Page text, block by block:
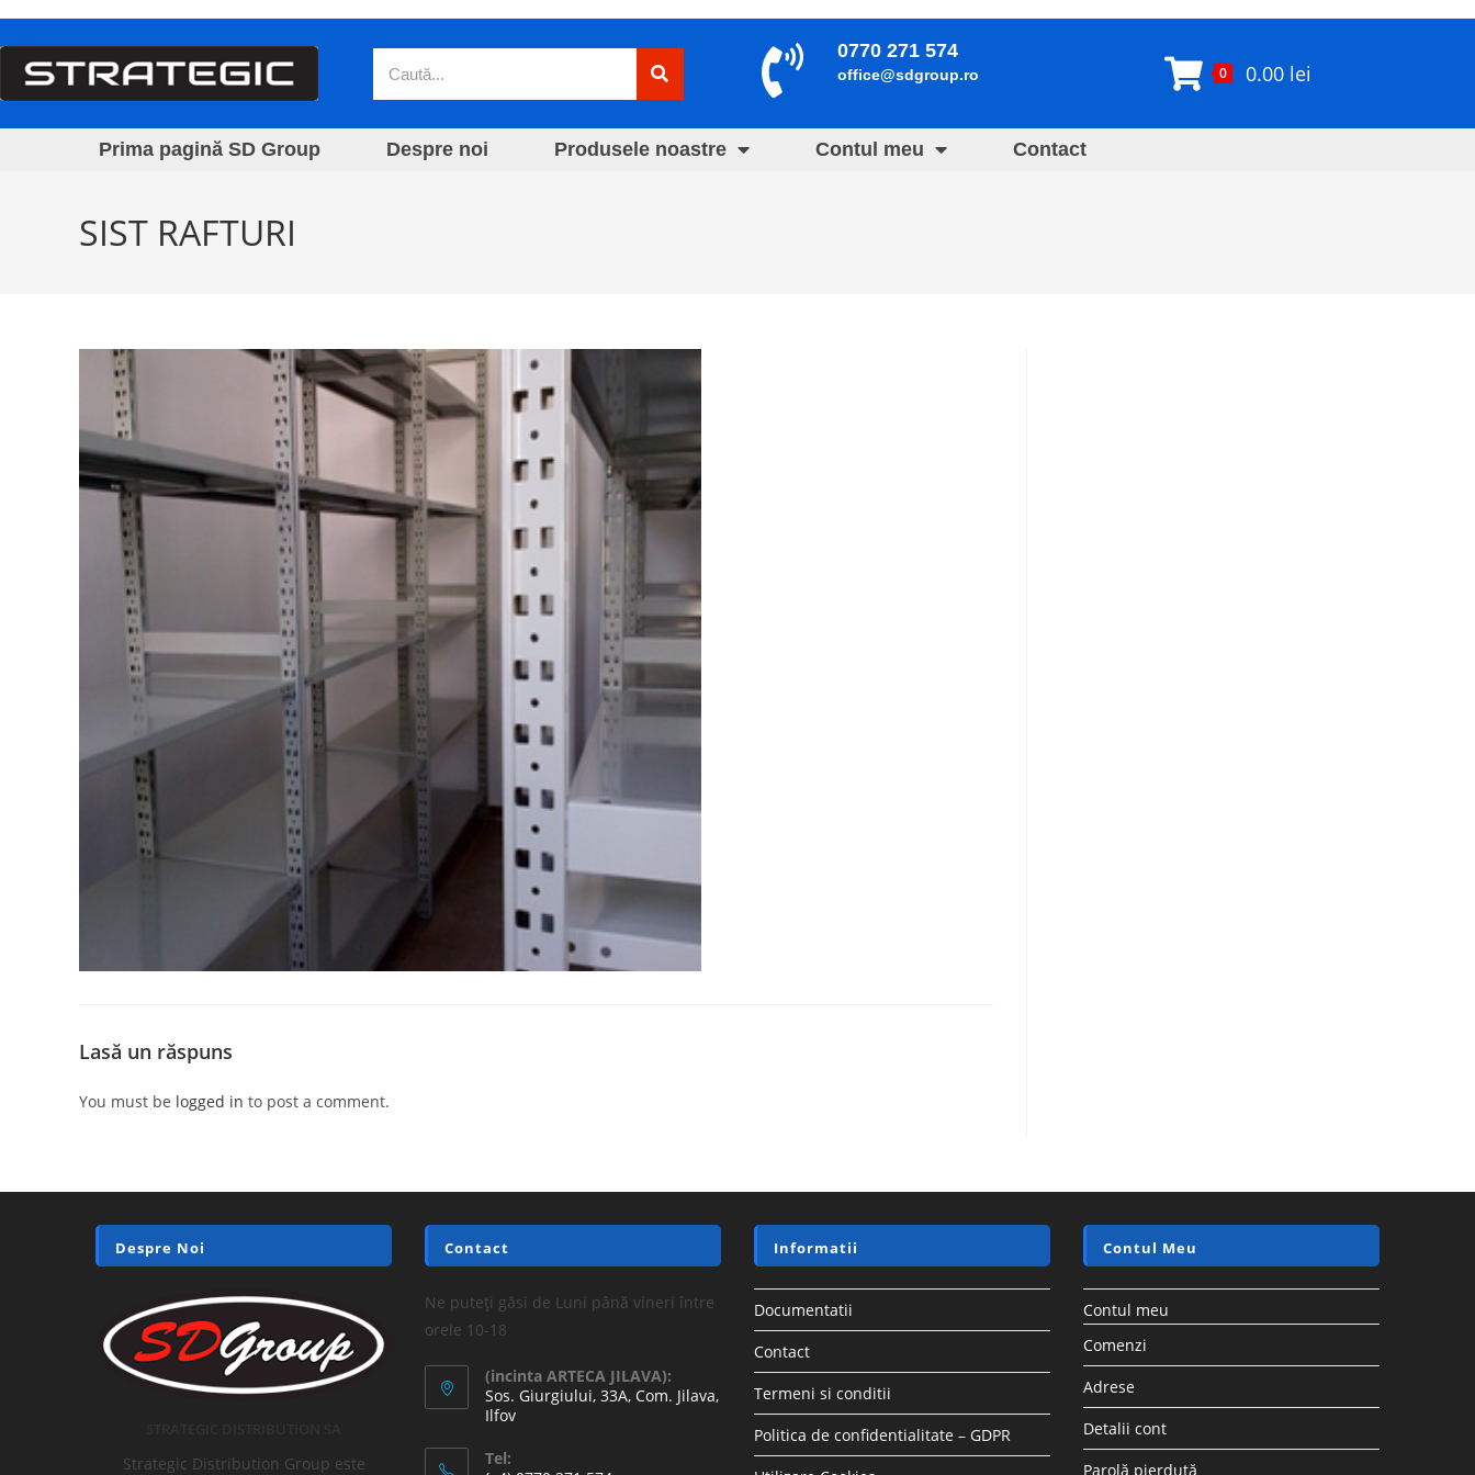
0770 271 574
office@sdgroup.ro 0 0.00 lei
Prima pagină SD Group Despre noi Produsele noastre Contul meu Contact
SIST RAFTURI
Lasă un răspuns
You must be logged in to post a comment.
Despre Noi
Strategic Distribution Group este
Contact
Ne puteți găsi de Luni până vineri între
orele 10-18
(incinta ARTECA JILAVA):
Sos. Giurgiului, 33A, Com. Jilava,
Ilfov
Tel:
Informatii
Documentatii
Contact
Termeni si conditii
Politica de confidentialitate – GDPR
Contul Meu
Contul meu
Comenzi
Adrese
Detalii cont
Parolă pierdută